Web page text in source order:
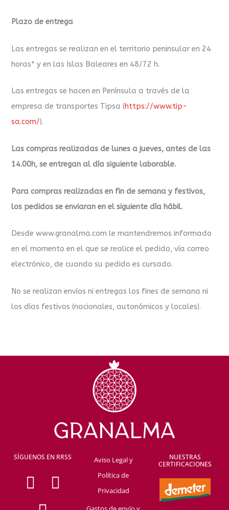
Plazo de entrega
Las entregas se realizan en el territorio peninsular en 24
horas* y en las Islas Baleares en 48/72 h.
Las entregas se hacen en Península a través de la
empresa de transportes Tipsa (https://www.tip-
sa.com/).
Las compras realizadas de lunes a jueves, antes de las
14.00h, se entregan al día siguiente laborable.
Para compras realizadas en fin de semana y festivos,
los pedidos se enviaran en el siguiente día hábil.
Desde www.granalma.com le mantendremos informado
en el momento en el que se realice el pedido, vía correo
electrónico, de cuando su pedido es cursado.
No se realizan envíos ni entregas los fines de semana ni
los días festivos (nacionales, autonómicos y locales).
SÍGUENOS EN RRSS
F
a
I
n
Aviso Legal y
Política de
Privacidad
NUESTRAS
CERTIFICACIONES